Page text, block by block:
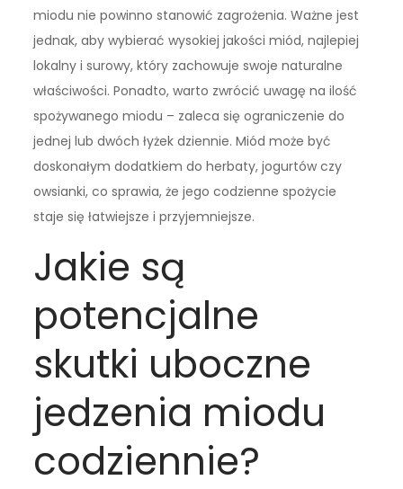
miodu nie powinno stanowić zagrożenia. Ważne jest
jednak, aby wybierać wysokiej jakości miód, najlepiej
lokalny i surowy, który zachowuje swoje naturalne
właściwości. Ponadto, warto zwrócić uwagę na ilość
spożywanego miodu – zaleca się ograniczenie do
jednej lub dwóch łyżek dziennie. Miód może być
doskonałym dodatkiem do herbaty, jogurtów czy
owsianki, co sprawia, że jego codzienne spożycie
staje się łatwiejsze i przyjemniejsze.
Jakie są
potencjalne
skutki uboczne
jedzenia miodu
codziennie?